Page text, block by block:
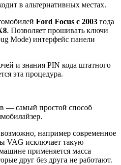
в альтернативных местах.
Ford Focus с 2003 года
. Позволяет прошивать ключи
Mode) интерфейс панели
и знания PIN кода штатного
эта процедура.
— самый простой способ
например современное
VAG исключает такую
применяется масса
друг без друга не работают.